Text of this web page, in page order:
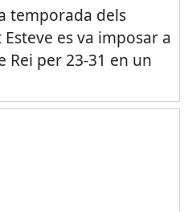
temporada dels
es va imposar a
Rei per 23-31 en un